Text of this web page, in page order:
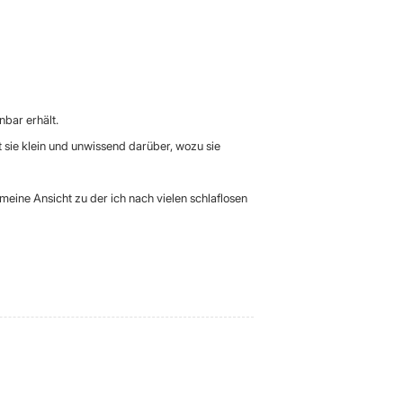
erhält.
klein und unwissend darüber, wozu sie
Ansicht zu der ich nach vielen schlaflosen